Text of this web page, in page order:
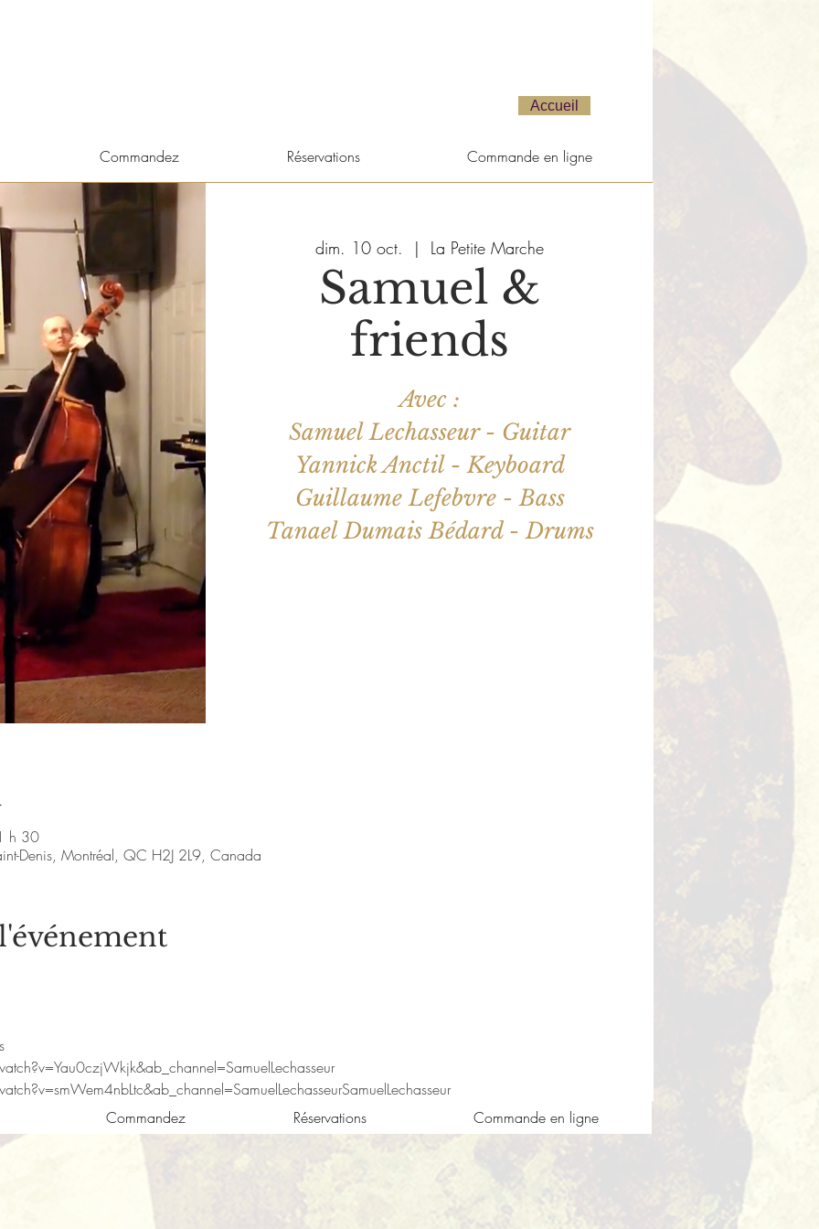
Accueil
Commandez Réservations Commande en ligne
dim. 10 oct.
  |
La Petite Marche
Samuel &
friends
Avec :
Samuel Lechasseur - Guitar
Yannick Anctil - Keyboard
Guillaume Lefebvre - Bass
Tanael Dumais Bédard - Drums
h 30
Denis, Montréal, QC H2J 2L9, Canada
Commandez
Réservations Commande en ligne